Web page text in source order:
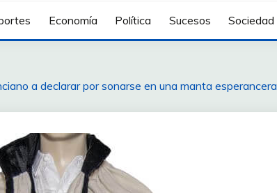
Economía Política Sucesos Sociedad
a declarar por sonarse en una manta esperancera